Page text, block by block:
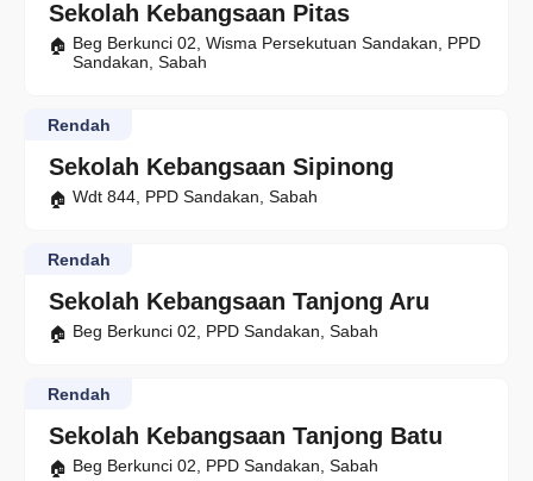
Sekolah Kebangsaan Pitas
Beg Berkunci 02, Wisma Persekutuan Sandakan, PPD
Sandakan, Sabah
Sekolah Kebangsaan Sipinong
Rendah
Wdt 844, PPD Sandakan, Sabah
Sekolah Kebangsaan Tanjong Aru
Rendah
Beg Berkunci 02, PPD Sandakan, Sabah
Sekolah Kebangsaan Tanjong Batu
Rendah
Beg Berkunci 02, PPD Sandakan, Sabah